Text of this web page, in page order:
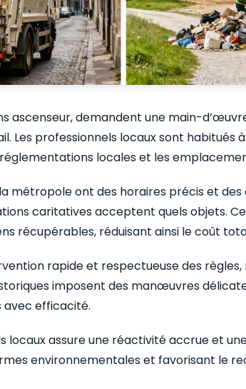
ascenseur, demandent une main-
Les professionnels locaux sont habitués
locales et les
métropole ont des horaires précis et
caritatives acceptent quels objets.
récupérables, réduisant ainsi le coût
rapide et respectueuse des règles,
imposent des manœuvres
avec efficacité.
locaux assure une réactivité accrue et
environnementales et favorisant le